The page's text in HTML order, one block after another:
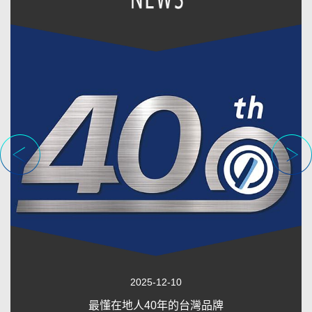
2025-12-10
最懂在地人40年的台灣品牌